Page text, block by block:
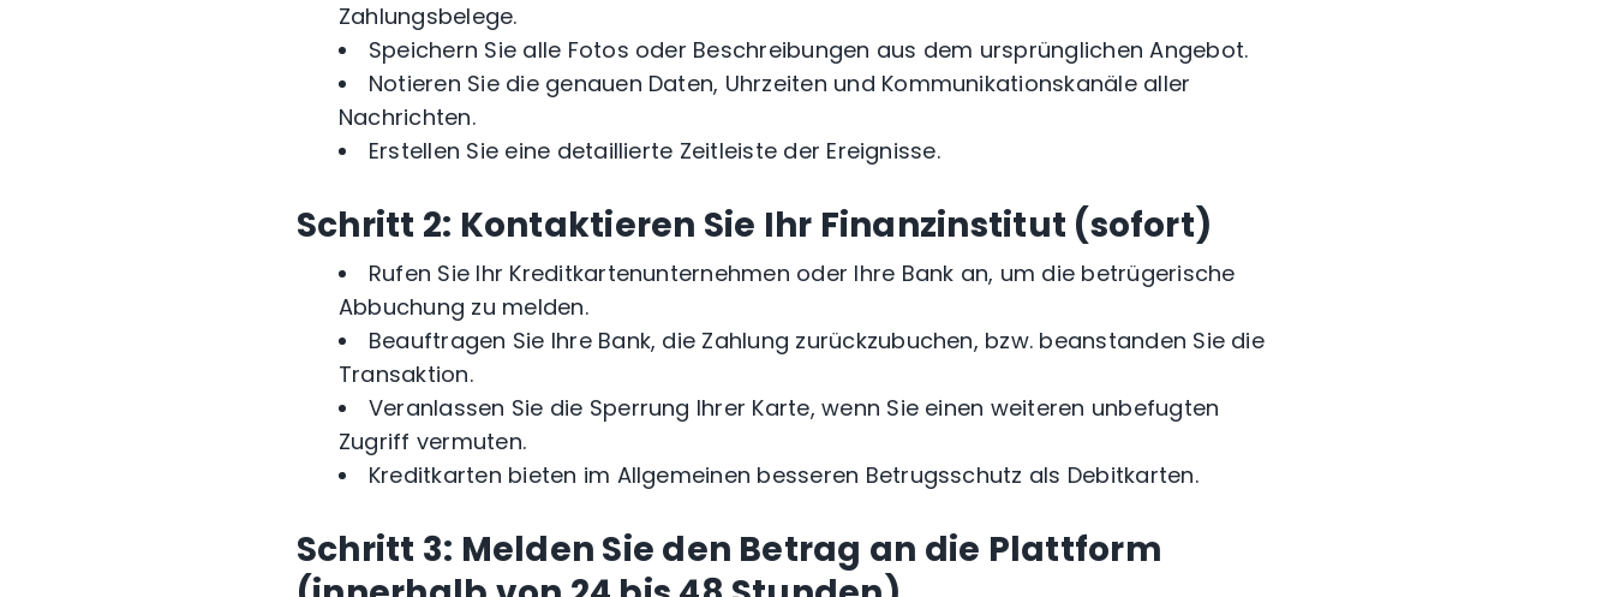
Zahlungsbelege.
Speichern Sie alle Fotos oder Beschreibungen aus dem ursprünglichen Angebot.
Notieren Sie die genauen Daten, Uhrzeiten und Kommunikationskanäle aller
Nachrichten.
Erstellen Sie eine detaillierte Zeitleiste der Ereignisse.
Schritt 2: Kontaktieren Sie Ihr Finanzinstitut (sofort)
Rufen Sie Ihr Kreditkartenunternehmen oder Ihre Bank an, um die betrügerische
Abbuchung zu melden.
Beauftragen Sie Ihre Bank, die Zahlung zurückzubuchen, bzw. beanstanden Sie die
Transaktion.
Veranlassen Sie die Sperrung Ihrer Karte, wenn Sie einen weiteren unbefugten
Zugriff vermuten.
Kreditkarten bieten im Allgemeinen besseren Betrugsschutz als Debitkarten.
Schritt 3: Melden Sie den Betrag an die Plattform